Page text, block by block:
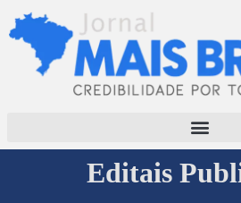
Editais